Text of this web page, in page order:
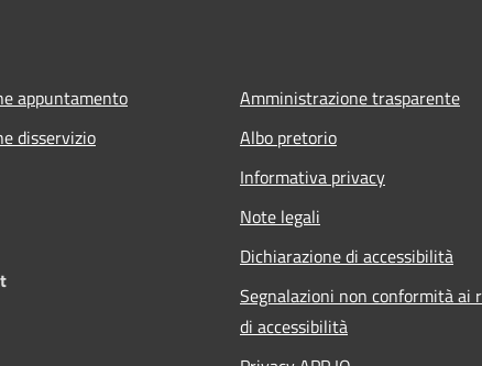
appuntamento
disservizio
Amministrazione trasparente
Albo pretorio
Informativa privacy
Note legali
Dichiarazione di accessibilità
Segnalazioni non conformità ai
di accessibilità